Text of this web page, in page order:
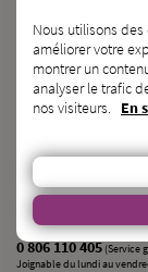
VOUS
PARLEZ-LEUR
MilleMercisMariage -
21, Rue Mercière
0 806 110 405 (Service
Joignable du lundi au
Nous utilisons
améliorer votre
montrer un
analyser le trafic
nos visiteurs. En